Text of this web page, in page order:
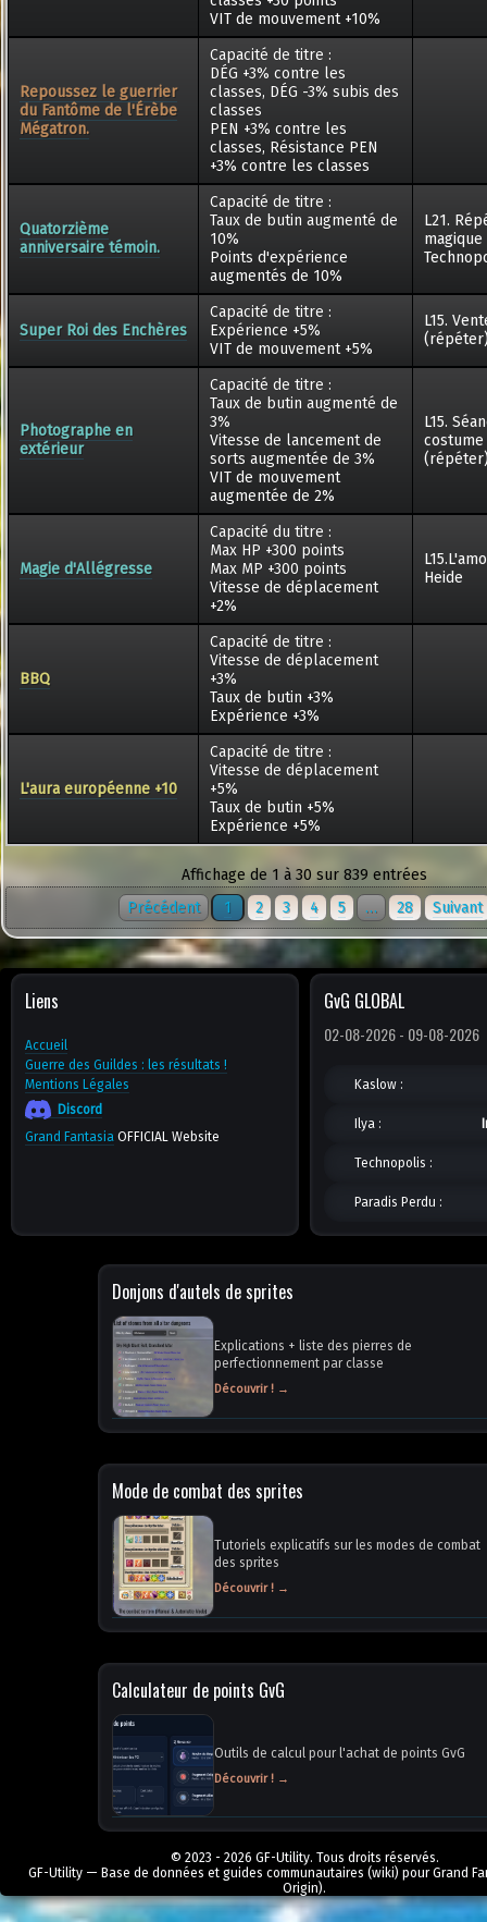
VIT de mouvement +10%
Repoussez le guerrier
du Fantôme de l'Érèbe
Mégatron.
Capacité de titre :
DÉG +3% contre les
classes, DÉG -3% subis des
classes
PEN +3% contre les
classes, Résistance PEN
+3% contre les classes
Quatorzième
anniversaire témoin.
Capacité de titre :
Taux de butin augmenté de
10%
Points d'expérience
augmentés de 10%
L21.
magique
Super Roi des Enchères
Capacité de titre :
Expérience +5%
VIT de mouvement +5%
L15.
Photographe en
extérieur
Capacité de titre :
Taux de butin augmenté de
3%
Vitesse de lancement de
sorts augmentée de 3%
VIT de mouvement
augmentée de 2%
L15.
Magie d'Allégresse
Capacité du titre :
Max HP +300 points
Max MP +300 points
Vitesse de déplacement
+2%
Heide
BBQ
Capacité de titre :
Vitesse de déplacement
+3%
Taux de butin +3%
Expérience +3%
L'aura européenne +10
Capacité de titre :
Vitesse de déplacement
+5%
Taux de butin +5%
Expérience +5%
Affichage de 1 à 30 sur 839 entrées
Précédent
1 2 3 4 5 … 28 Suivant
Liens
Accueil
Guerre des Guildes : les résultats !
Mentions Légales
Discord
Grand Fantasia OFFICIAL Website
GvG GLOBAL
02-08-2026 - 09-08-2026
Kaslow :
Ilya :
Technopolis :
Paradis Perdu :
Donjons d'autels de sprites
Explications + liste des pierres de
perfectionnement par classe
Découvrir ! →
Mode de combat des sprites
Tutoriels explicatifs sur les modes de combat
des sprites
Découvrir ! →
Calculateur de points GvG
Outils de calcul pour l'achat de points GvG
Découvrir ! →
© 2023 - 2026 GF-Utility. Tous droits réservés.
GF-Utility — Base de données et guides communautaires (wiki) pour Grand
Origin).